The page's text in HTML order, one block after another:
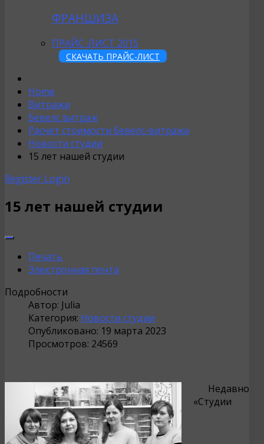
ФРАНШИЗА
ПРАЙС-ЛИСТ 2015
СКАЧАТЬ ПРАЙС-ЛИСТ
Home
Витражи
Бевелс витраж
Расчет стоимости бевелс-витража
Новости студии
15 лет нашей студии
Register Login
15 лет нашей студии
Печать
Электронная почта
Подробности
Автор: Julia
Категория: Новости студии
Опубликовано: 19 марта 2023
Просмотров: 24569
Недавно
«Студии